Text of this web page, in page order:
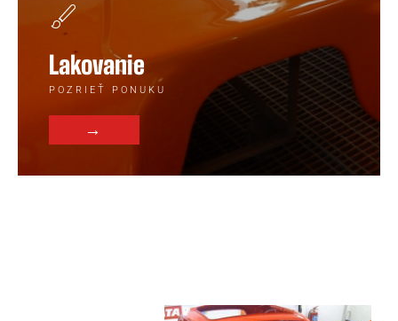
Lakovanie
POZRIEŤ PONUKU
→